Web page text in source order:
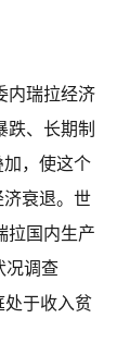
内瑞拉经济
跌、长期制
，使这个
衰退。世
拉国内生产
况调查
处于收入贫